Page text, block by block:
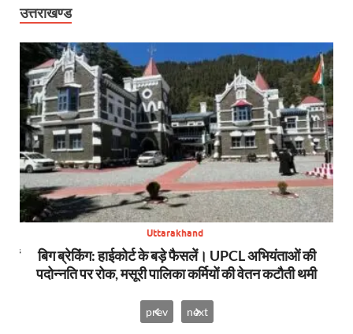
उत्तराखण्ड
Uttarakhand
बिग ब्रेकिंग: हाईकोर्ट के बड़े फैसलें। UPCL अभियंताओं की
पदोन्नति पर रोक, मसूरी पालिका कर्मियों की वेतन कटौती थमी
prev next